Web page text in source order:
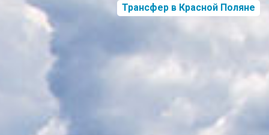
Трансфер в Красной Поляне